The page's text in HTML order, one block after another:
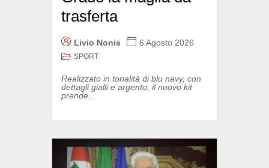
trasferta
Livio Nonis 6 Agosto 2026
SPORT
Realizzato in tonalità di blu navy, con
dettagli gialli e argento, il nuovo kit
prende...